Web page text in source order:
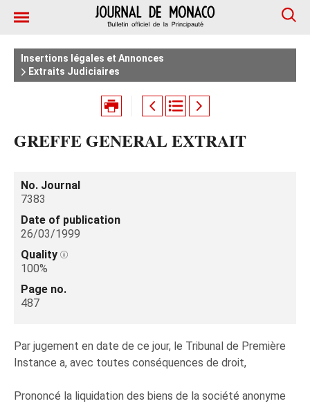
Insertions légales et Annonces
Extraits Judiciaires
GREFFE GENERAL EXTRAIT
No. Journal
7383
Date of publication
26/03/1999
Quality
100%
Page no.
487
Par jugement en date de ce jour, le Tribunal de Première
Instance a, avec toutes conséquences de droit,
Prononcé la liquidation des biens de la société anonyme